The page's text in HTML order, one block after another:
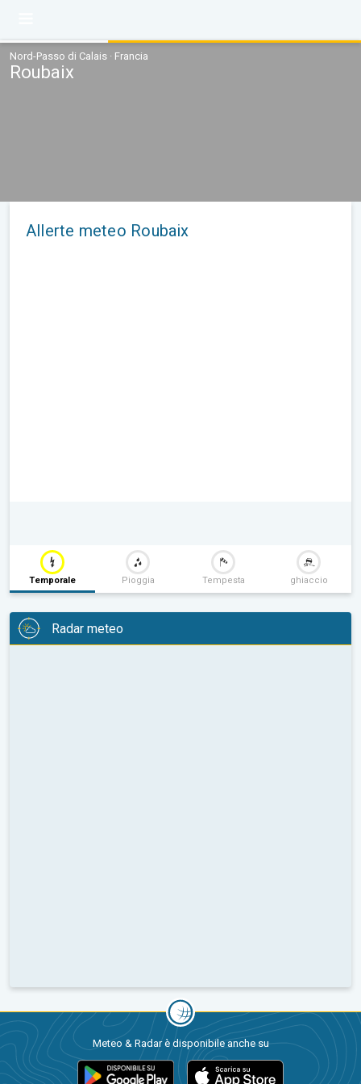
Nord-Passo di Calais · Francia
Roubaix
Allerte meteo Roubaix
Temporale Pioggia Tempesta ghiaccio
Radar meteo
Meteo & Radar è disponibile anche su